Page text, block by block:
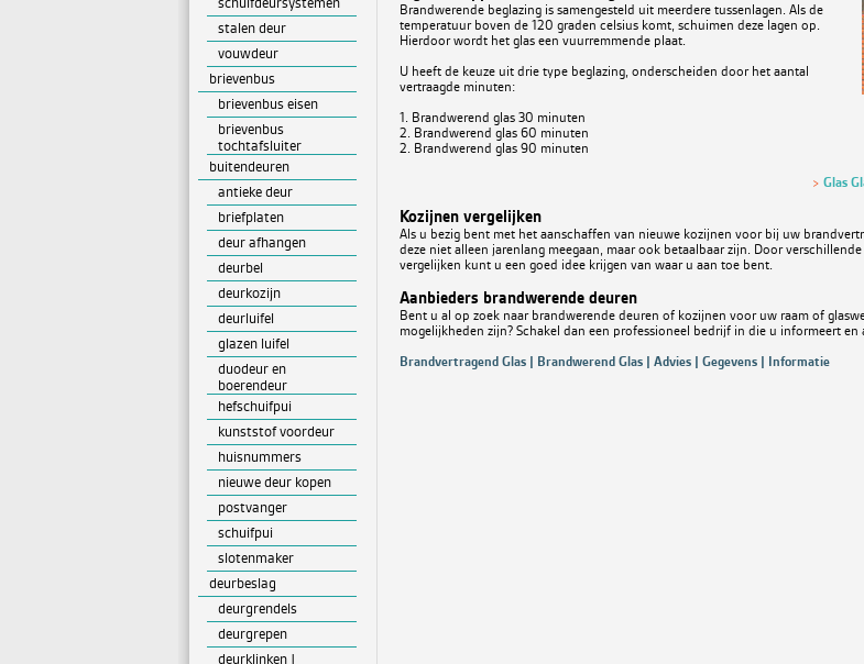
Brandwerende beglazing is samengesteld uit meerdere tussenlagen. Als de
temperatuur boven de 120 graden celsius komt, schuimen deze lagen op.
Hierdoor wordt het glas een vuurremmende plaat.
U heeft de keuze uit drie type beglazing, onderscheiden door het aantal
vertraagde minuten:
1. Brandwerend glas 30 minuten
2. Brandwerend glas 60 minuten
2. Brandwerend glas 90 minuten
> Glas
Kozijnen vergelijken
Als u bezig bent met het aanschaffen van nieuwe kozijnen voor bij uw
deze niet alleen jarenlang meegaan, maar ook betaalbaar zijn. Door
vergelijken kunt u een goed idee krijgen van waar u aan toe bent.
Aanbieders brandwerende deuren
Bent u al op zoek naar brandwerende deuren of kozijnen voor uw raam of
mogelijkheden zijn? Schakel dan een professioneel bedrijf in die u informeert en
Brandvertragend Glas | Brandwerend Glas | Advies | Gegevens | Informatie
stalen deur
vouwdeur
brievenbus
brievenbus eisen
brievenbus
tochtafsluiter
buitendeuren
antieke deur
briefplaten
deur afhangen
deurbel
deurkozijn
deurluifel
glazen luifel
duodeur en
boerendeur
hefschuifpui
kunststof voordeur
huisnummers
nieuwe deur kopen
postvanger
schuifpui
slotenmaker
deurbeslag
deurgrendels
deurgrepen
deurklinken |